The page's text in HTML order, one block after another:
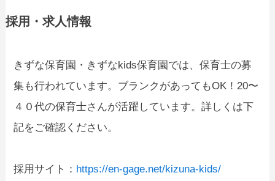
採用・求人情報
きずな保育園・きずなkids保育園では、保育士の募
集も行われています。ブランクがあってもOK！20〜
４０代の保育士さんが活躍しています。詳しくは下
記をご確認ください。
採用サイト： https://en-gage.net/kizuna-kids/